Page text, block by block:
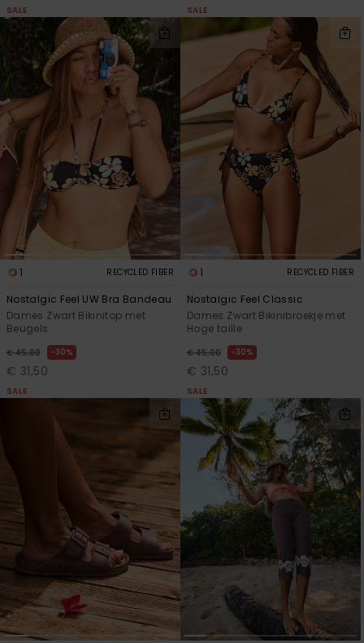
SALE SALE
1 RECYCLED FIBER
Nostalgic Feel UW Bra Bandeau
Dames Zwart Bikinitop met
Beugels
€ 45,00 30%
€ 31,50
SALE
1 RECYCLED FIBER
Nostalgic Feel Classic
Dames Zwart Bikinibroekje met
Hoge taille
€ 45,00 30%
€ 31,50
SALE